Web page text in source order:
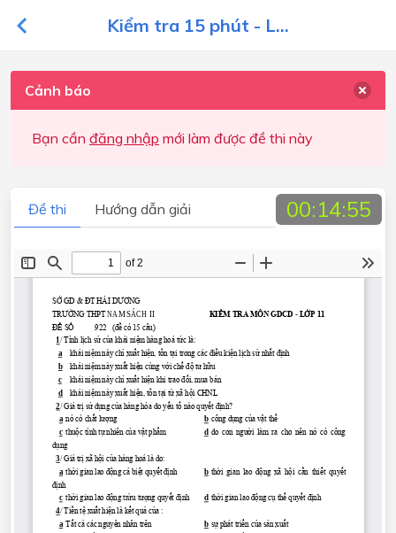
Kiểm tra 15 phút - L...
Cảnh báo
Bạn cần đăng nhập mới làm được đề thi này
Đề thi Hướng dẫn giải 00:14:55